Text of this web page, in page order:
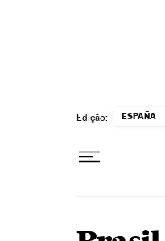
Edição: ESPAÑA